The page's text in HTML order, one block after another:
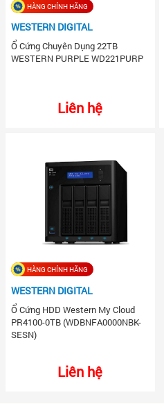
HÀNG CHÍNH HÃNG
WESTERN DIGITAL
Ổ Cứng Chuyên Dụng 22TB
WESTERN PURPLE WD221PURP
Liên hệ
HÀNG CHÍNH HÃNG
WESTERN DIGITAL
Ổ Cứng HDD Western My Cloud
PR4100-0TB (WDBNFA0000NBK-
SESN)
Liên hệ